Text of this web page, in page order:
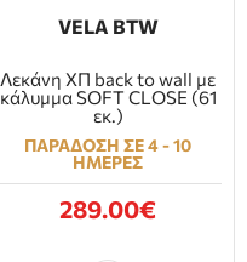
VELA BTW
Λεκάνη ΧΠ back to wall με
κάλυμμα SOFT CLOSE (61
εκ.)
ΠΑΡΑΔΟΣΗ ΣΕ 4 - 10
ΗΜΕΡΕΣ
289.00€